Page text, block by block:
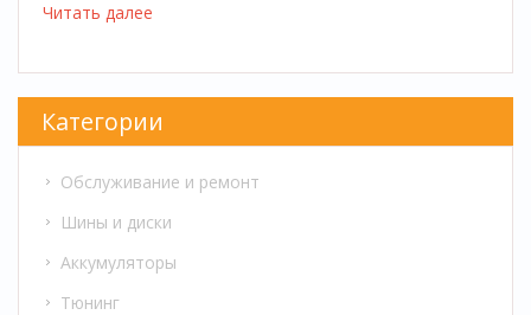
Читать далее
Категории
Обслуживание и ремонт
Шины и диски
Аккумуляторы
Тюнинг